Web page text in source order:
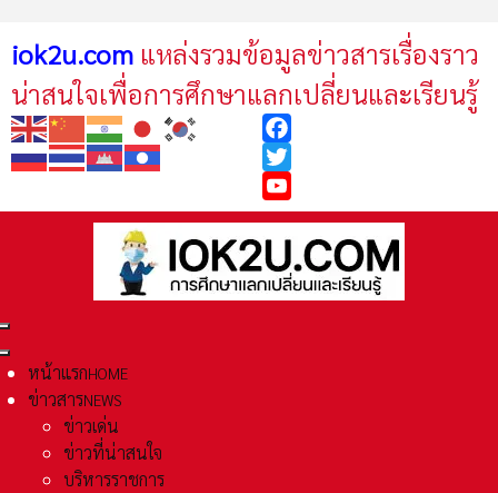
iok2u.com แหล่งรวมข้อมูลข่าวสารเรื่องราว
น่าสนใจเพื่อการศึกษาแลกเปลี่ยนและเรียนรู้
Facebook
Twitter
YouTube
หน้าแรกHOME
ข่าวสารNEWS
ข่าวเด่น
ข่าวที่น่าสนใจ
บริหารราชการ